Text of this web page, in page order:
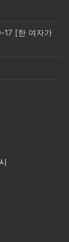
17 [한 여자가